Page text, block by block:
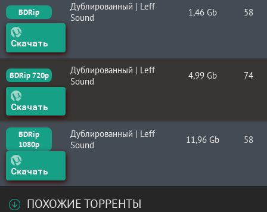
BDRip
Дублированный | Leff
Sound
1,46 Gb 58
Скачать
BDRip 720p
Дублированный | Leff
Sound
4,99 Gb 74
Скачать
BDRip
1080p
Дублированный | Leff
Sound
11,96 Gb 58
Скачать
ПОХОЖИЕ ТОРРЕНТЫ